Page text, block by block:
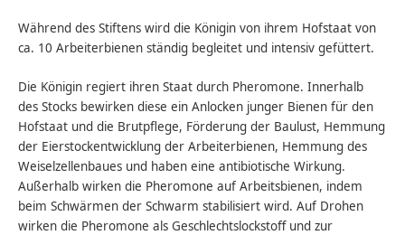
Während des Stiftens wird die Königin von ihrem Hofstaat von
ca. 10 Arbeiterbienen ständig begleitet und intensiv gefüttert.
Die Königin regiert ihren Staat durch Pheromone. Innerhalb
des Stocks bewirken diese ein Anlocken junger Bienen für den
Hofstaat und die Brutpflege, Förderung der Baulust, Hemmung
der Eierstockentwicklung der Arbeiterbienen, Hemmung des
Weiselzellenbaues und haben eine antibiotische Wirkung.
Außerhalb wirken die Pheromone auf Arbeitsbienen, indem
beim Schwärmen der Schwarm stabilisiert wird. Auf Drohen
wirken die Pheromone als Geschlechtslockstoff und zur